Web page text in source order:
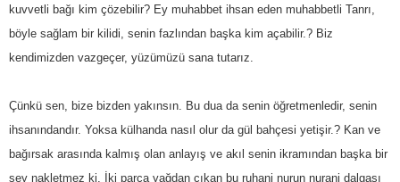
kuvvetli bağı kim çözebilir? Ey muhabbet ihsan eden muhabbetli Tanrı,
böyle sağlam bir kilidi, senin fazlından başka kim açabilir.? Biz
kendimizden vazgeçer, yüzümüzü sana tutarız.
Çünkü sen, bize bizden yakınsın. Bu dua da senin öğretmenledir, senin
ihsanındandır. Yoksa külhanda nasıl olur da gül bahçesi yetişir.? Kan ve
bağırsak arasında kalmış olan anlayış ve akıl senin ikramından başka bir
şey nakletmez ki, İki parça yağdan çıkan bu ruhani nurun nurani dalgası